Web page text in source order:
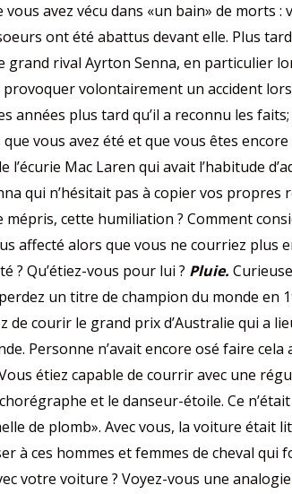
avez vécu dans «un bain» de
ont été abattus devant elle. Plus
rival Ayrton Senna, en particulier
provoquer volontairement un accident
années plus tard qu’il a reconnu les
vous avez été et que vous êtes
Mac Laren qui avait l’habitude
qui n’hésitait pas à copier vos
cette humiliation ? Comment
affecté alors que vous ne courriez
? Qu’étiez-vous pour lui ? Pluie.
un titre de champion du monde
de courir le grand prix d’Australie qui a
Personne n’avait encore osé faire
étiez capable de courrir avec une
et le danseur-étoile. Ce
de plomb». Avec vous, la voiture
à ces hommes et femmes de cheval
votre voiture ? Voyez-vous une